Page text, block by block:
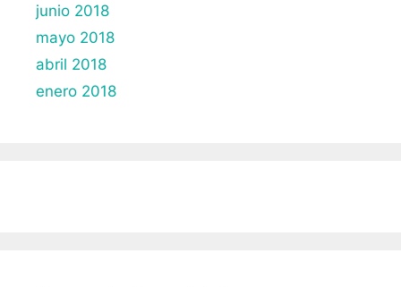
junio 2018
mayo 2018
abril 2018
enero 2018